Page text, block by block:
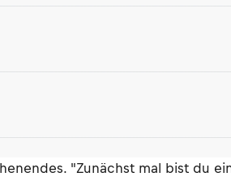
"Zunächst mal bist du